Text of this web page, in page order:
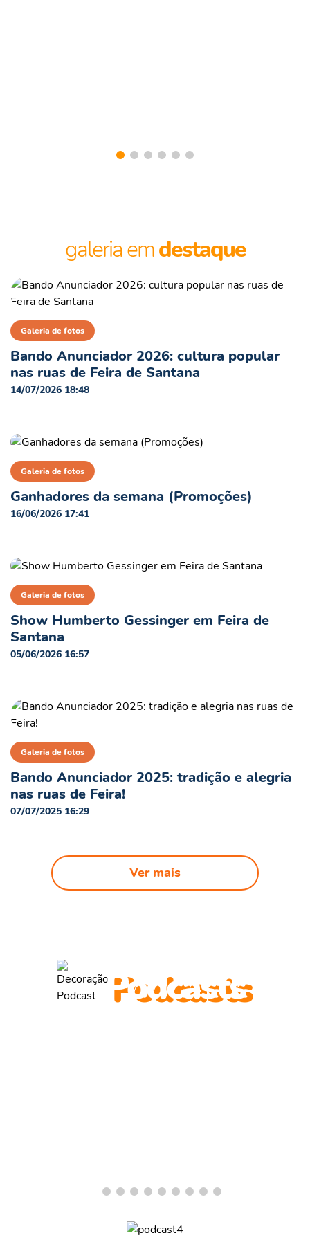
galeria emdestaque
Galeria de fotos
Bando Anunciador 2026: cultura popular
nas ruas de Feira de Santana
14/07/2026 18:48
Galeria de fotos
Ganhadores da semana (Promoções)
16/06/2026 17:41
Galeria de fotos
Show Humberto Gessinger em Feira de
Santana
05/06/2026 16:57
Galeria de fotos
Bando Anunciador 2025: tradição e alegria
nas ruas de Feira!
07/07/2025 16:29
Ver mais
Podcasts